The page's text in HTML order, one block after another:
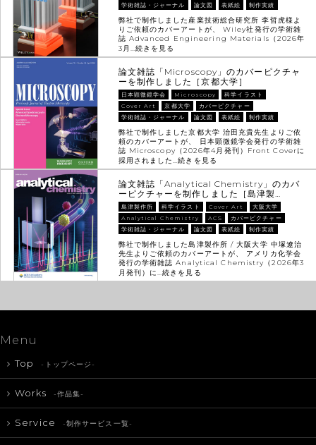
学術雑誌・ジャーナル
論文図 表紙絵 制作実績
弊社で制作しました産業技術総合研究所 李哲虎様よ
りご依頼のカバーアートが、 Wiley社発行の学術雑
誌 Advanced Engineering Materials（2026年
3月…続きを見る
論文雑誌「Microscopy」のカバーピクチャ
ーを制作しました［京都大学］
日本顕微鏡学会 Microscopy
科学イラスト
Cover Art
京都大学
カバーピクチャー
学術雑誌・ジャーナル
論文図 表紙絵 制作実績
弊社で制作しました京都大学 治田充貴先生よりご依
頼のカバーアートが、 日本顕微鏡学会発行の学術雑
誌 Microscopy（2026年4月発刊）Front Coverに
採用されました…続きを見る
論文雑誌「Analytical Chemistry」のカバ
ーピクチャーを制作しました［島津製…
島津製作所 科学イラスト Cover Art
大阪大学
Analytical Chemistry
ACS
カバーピクチャー
学術雑誌・ジャーナル
論文図 表紙絵 制作実績
弊社で制作しました島津製作所 / 大阪大学 中塚遼治
先生よりご依頼のカバーアートが、 アメリカ化学会
発行の学術雑誌 Analytical Chemistry（2026年3
月発刊）に…続きを見る
Menu
Top -トップページ-
Works -作品集-
Service -制作サービス一覧-